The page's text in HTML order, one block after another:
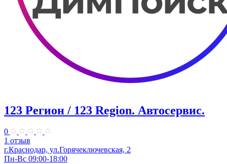
123 Регион / 123 Region. Автосервис.
0
1 отзыв
г.Краснодар, ул.Горячеключевская, 2
Пн-Вс 09:00-18:00